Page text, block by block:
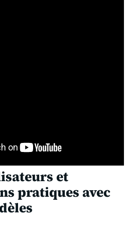
et
pratiques avec